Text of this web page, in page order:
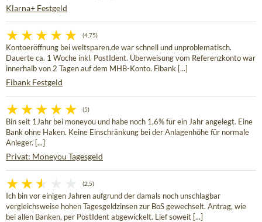
Klarna+ Festgeld
(4,75)
Kontoeröffnung bei weltsparen.de war schnell und unproblematisch.
Dauerte ca. 1 Woche inkl. PostIdent. Überweisung vom Referenzkonto war
innerhalb von 2 Tagen auf dem MHB-Konto. Fibank [...]
Fibank Festgeld
(5)
Bin seit 1Jahr bei moneyou und habe noch 1,6% für ein Jahr angelegt. Eine
Bank ohne Haken. Keine Einschränkung bei der Anlagenhöhe für normale
Anleger. [...]
Privat: Moneyou Tagesgeld
(2,5)
Ich bin vor einigen Jahren aufgrund der damals noch unschlagbar
vergleichsweise hohen Tagesgeldzinsen zur BoS gewechselt. Antrag, wie
bei allen Banken, per PostIdent abgewickelt. Lief soweit [...]